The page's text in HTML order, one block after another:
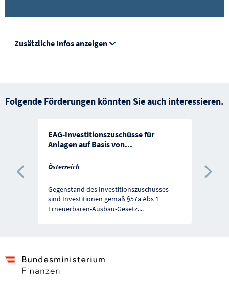
Zusätzliche Infos anzeigen
Folgende Förderungen könnten Sie auch interessieren.
EAG-Investitionszuschüsse für
Anlagen auf Basis von...
Österreich
Gegenstand des Investitionszuschusses
sind Investitionen gemäß §57a Abs 1
Erneuerbaren-Ausbau-Gesetz....
Vorherige Förderung